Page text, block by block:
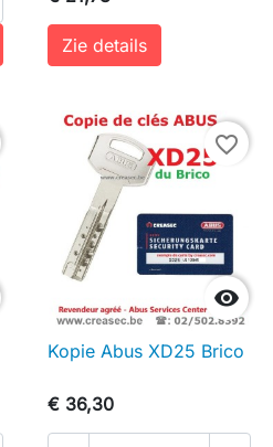
Zie details

favorite_border
Kopie Abus XD25 Brico
€ 36,30